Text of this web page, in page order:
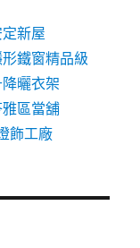
新屋
鐵窗精品級
曬衣架
區當舖
飾工廠